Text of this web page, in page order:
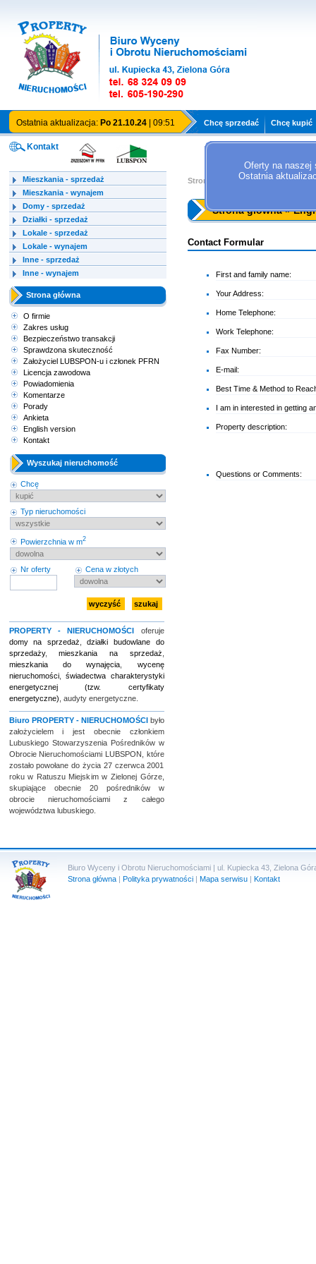
Oferty na naszej
Ostatnia
Kontakt
Mieszkania - sprzedaż
Mieszkania - wynajem
Domy - sprzedaż
Działki - sprzedaż
Lokale - sprzedaż
Lokale - wynajem
Inne - sprzedaż
Inne - wynajem
Strona główna
O firmie
Zakres usług
Bezpieczeństwo transakcji
Sprawdzona skuteczność
Założyciel LUBSPON-u i członek PFRN
Licencja zawodowa
Powiadomienia
Komentarze
Porady
Ankieta
English version
Kontakt
Wyszukaj nieruchomość
Chcę
Typ nieruchomości
Powierzchnia w m2
Nr oferty Cena w złotych
PROPERTY - NIERUCHOMOŚCI oferuje
domy na sprzedaż ,działki budowlane do
sprzedaży,mieszkania na sprzedaż
mieszkania do wynajęcia
wycenę
nieruchomości, świadectwa charakterystyki
energetycznej (tzw. certyfikaty
energetyczne) , audyty energetyczne.
Biuro PROPERTY - NIERUCHOMOŚCIbyło
założycielem i jest obecnie członkiem
Lubuskiego Stowarzyszenia Pośredników w
Obrocie Nieruchomościami LUBSPON, które
zostało powołane do życia 27 czerwca 2001
roku w Ratuszu Miejskim w Zielonej Górze,
skupiające obecnie 20 pośredników w
obrocie nieruchomościami z całego
województwa lubuskiego.
Strona główna » English version
Strona główna »
Contact Formular
First and family name:
Your Address:
Home Telephone:
Work Telephone:
Fax Number:
E-mail:
Best Time & Method to
I am in interested in getting
Property description:
Questions or Comments:
Ostatnia aktualizacja: Po 21.10.24| 09:51 Chcę sprzedać Chcę kupić
Biuro Wyceny i Obrotu Nieruchomościami | ul. Kupiecka 43, Zielona
Strona główna| Polityka prywatności| Mapa serwisu| Kontakt